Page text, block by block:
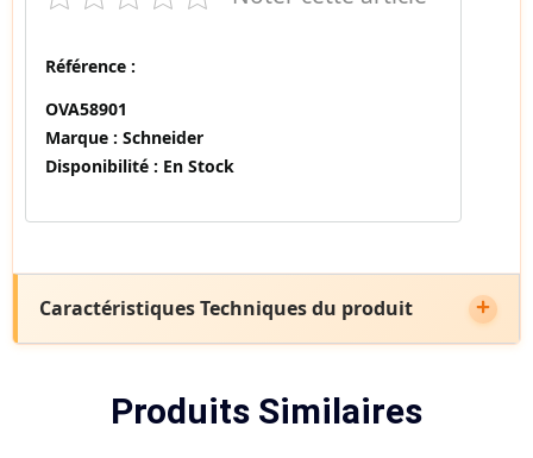
Référence :
OVA58901
Marque : Schneider
Disponibilité : En Stock
Caractéristiques Techniques du produit
Produits Similaires